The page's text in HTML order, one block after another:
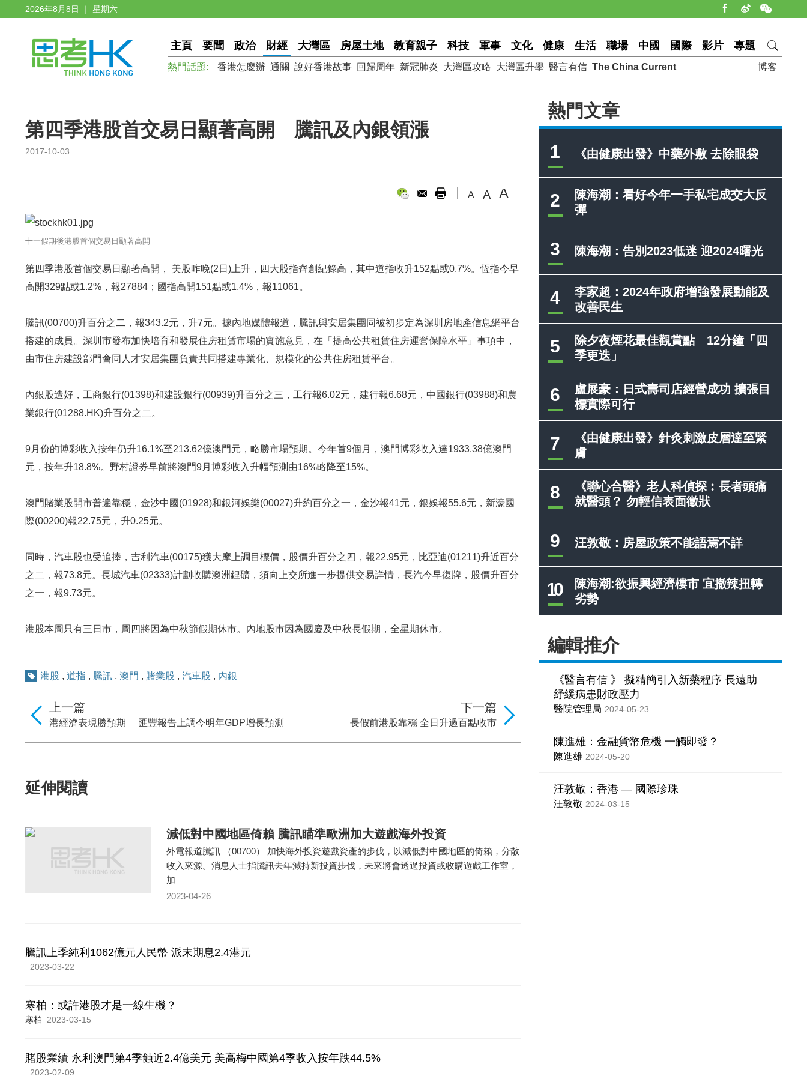
2026年8月8日 ｜ 星期六
主頁 要聞 政治 財經 大灣區 房屋土地 教育親子 科技 軍事 文化 健康 生活 職場 中國 國際 影片 專題
博客
熱門話題: 香港怎麼辦 通關 說好香港故事 回歸周年 新冠肺炎 大灣區攻略 大灣區升學 醫言有信 The China Current
熱門文章
1 《由健康出發》中藥外敷 去除眼袋
2
陳海潮：看好今年一手私宅成交大反
彈
3 陳海潮：告別2023低迷 迎2024曙光
4
李家超：2024年政府增強發展動能及
改善民生
5
除夕夜煙花最佳觀賞點 12分鐘「四
季更迭」
6
盧展豪：日式壽司店經營成功 擴張目
標實際可行
7
《由健康出發》針灸刺激皮層達至緊
膚
8
《聯心合醫》老人科偵探︰長者頭痛
就醫頭？ 勿輕信表面徵狀
9 汪敦敬：房屋政策不能語焉不詳
10
陳海潮:欲振興經濟樓市 宜撤辣扭轉
劣勢
編輯推介
《醫言有信 》 擬精簡引入新藥程序 長遠助
紓緩病患財政壓力
醫院管理局 2024-05-23
陳進雄：金融貨幣危機 一觸即發？
陳進雄 2024-05-20
汪敦敬：香港 — 國際珍珠
汪敦敬 2024-03-15
第四季港股首交易日顯著高開 騰訊及內銀領漲
2017-10-03
A A A
十一假期後港股首個交易日顯著高開
第四季港股首個交易日顯著高開， 美股昨晚(2日)上升，四大股指齊創紀錄高，其中道指收升152點或0.7%。恆指今早
高開329點或1.2%，報27884；國指高開151點或1.4%，報11061。
騰訊(00700)升百分之二，報343.2元，升7元。據內地媒體報道，騰訊與安居集團同被初步定為深圳房地產信息網平台
搭建的成員。深圳市發布加快培育和發展住房租賃市場的實施意見，在「提高公共租賃住房運營保障水平」事項中，
由市住房建設部門會同人才安居集團負責共同搭建專業化、規模化的公共住房租賃平台。
內銀股造好，工商銀行(01398)和建設銀行(00939)升百分之三，工行報6.02元，建行報6.68元，中國銀行(03988)和農
業銀行(01288.HK)升百分之二。
9月份的博彩收入按年仍升16.1%至213.62億澳門元，略勝市場預期。今年首9個月，澳門博彩收入達1933.38億澳門
元，按年升18.8%。野村證券早前將澳門9月博彩收入升幅預測由16%略降至15%。
澳門賭業股開市普遍靠穩，金沙中國(01928)和銀河娛樂(00027)升約百分之一，金沙報41元，銀娛報55.6元，新濠國
際(00200)報22.75元，升0.25元。
同時，汽車股也受追捧，吉利汽車(00175)獲大摩上調目標價，股價升百分之四，報22.95元，比亞迪(01211)升近百分
之二，報73.8元。長城汽車(02333)計劃收購澳洲鋰礦，須向上交所進一步提供交易詳情，長汽今早復牌，股價升百分
之一，報9.73元。
港股本周只有三日市，周四將因為中秋節假期休市。內地股市因為國慶及中秋長假期，全星期休市。
港股 , 道指 , 騰訊 , 澳門 , 賭業股 , 汽車股 , 內銀
下一篇
長假前港股靠穩 全日升過百點收市
上一篇
港經濟表現勝預期 匯豐報告上調今明年GDP增長預測
延伸閱讀
減低對中國地區倚賴 騰訊瞄準歐洲加大遊戲海外投資
外電報道騰訊 （00700） 加快海外投資遊戲資產的步伐，以減低對中國地區的倚賴，分散
收入來源。消息人士指騰訊去年減持新投資步伐，未來將會透過投資或收購遊戲工作室，
加
2023-04-26
騰訊上季純利1062億元人民幣 派末期息2.4港元
2023-03-22
寒柏：或許港股才是一線生機？
寒柏 2023-03-15
賭股業績 永利澳門第4季蝕近2.4億美元 美高梅中國第4季收入按年跌44.5%
2023-02-09